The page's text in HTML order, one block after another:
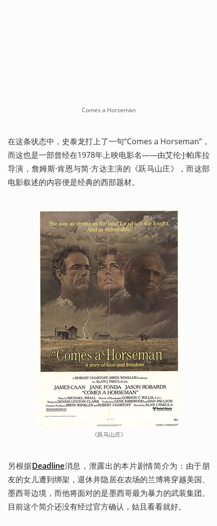
Comes a Horseman
在这条状态中，史泰龙打上了一句“Comes a Horseman”，
而这也是一部曾经在1978年上映电影名——由艾伦·J·帕库拉
导演，詹姆斯·肯恩与简·方达主演的《跃马山庄》，而这部
电影叙述的内容便是经典的西部题材。
《跃马山庄》
另根据Deadline消息，泄露出的本片剧情简介为：由于朋
友的女儿遭到绑架，退休并隐居在农场的兰博将穿越美国、
墨西哥边境，而他将面对的是墨西哥最为暴力的武装集团。
目前这个简介还没有经过官方确认，姑且看看就好。